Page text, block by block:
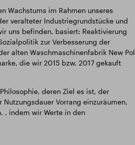
Wachstums im Rahmen unseres
veralteter Industriegrundstücke und
uns befinden, basiert: Reaktivierung
zur Verbesserung der
alten Waschmaschinenfabrik New Pol
die wir 2015 bzw. 2017 gekauft
deren Ziel es ist, der
Vorrang einzuräumen,
, indem wir Werte in den